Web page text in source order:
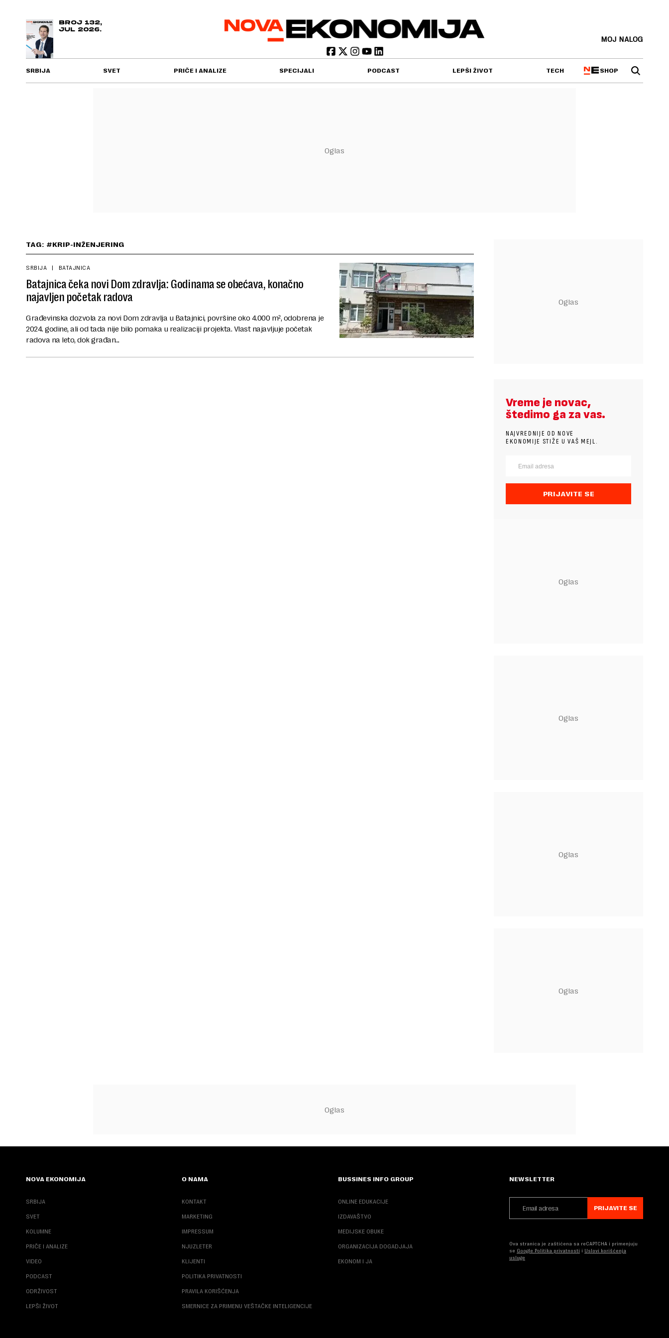
BROJ 132,
JUL 2026.
MOJ NALOG
SRBIJA SVET PRIČE I ANALIZE SPECIJALI PODCAST LEPŠI ŽIVOT TECH SHOP
TAG: #KRIP-INŽENJERING
SRBIJA BATAJNICA
Batajnica čeka novi Dom zdravlja: Godinama se obećava, konačno
najavljen početak radova
Građevinska dozvola za novi Dom zdravlja u Batajnici, površine oko 4.000 m², odobrena je
2024. godine, ali od tada nije bilo pomaka u realizaciji projekta. Vlast najavljuje početak
radova na leto, dok građan...
Vreme je novac,
štedimo ga za vas.
NAJVREDNIJE OD NOVE
EKONOMIJE STIŽE U VAŠ MEJL.
PRIJAVITE SE
NOVA EKONOMIJA
SRBIJA
SVET
KOLUMNE
PRIČE I ANALIZE
VIDEO
PODCAST
ODRŽIVOST
LEPŠI ŽIVOT
O NAMA
KONTAKT
MARKETING
IMPRESSUM
NJUZLETER
KLIJENTI
POLITIKA PRIVATNOSTI
PRAVILA KORIŠĆENJA
SMERNICE ZA PRIMENU VEŠTAČKE INTELIGENCIJE
BUSSINES INFO GROUP
ONLINE EDUKACIJE
IZDAVAŠTVO
MEDIJSKE OBUKE
ORGANIZACIJA DOGADJAJA
EKONOM I JA
NEWSLETTER
PRIJAVITE SE
Ova stranica je zaštićena sa reCAPTCHA i primenjuju
se Google Politika privatnosti i Uslovi korišćenja
usluge